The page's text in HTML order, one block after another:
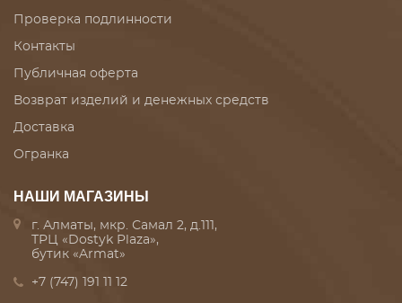
Проверка подлинности
Контакты
Публичная оферта
Возврат изделий и денежных средств
Доставка
Огранка
НАШИ МАГАЗИНЫ
г. Алматы, мкр. Самал 2, д.111,
ТРЦ «Dostyk Plaza»,
бутик «Armat»
+7 (747) 191 11 12